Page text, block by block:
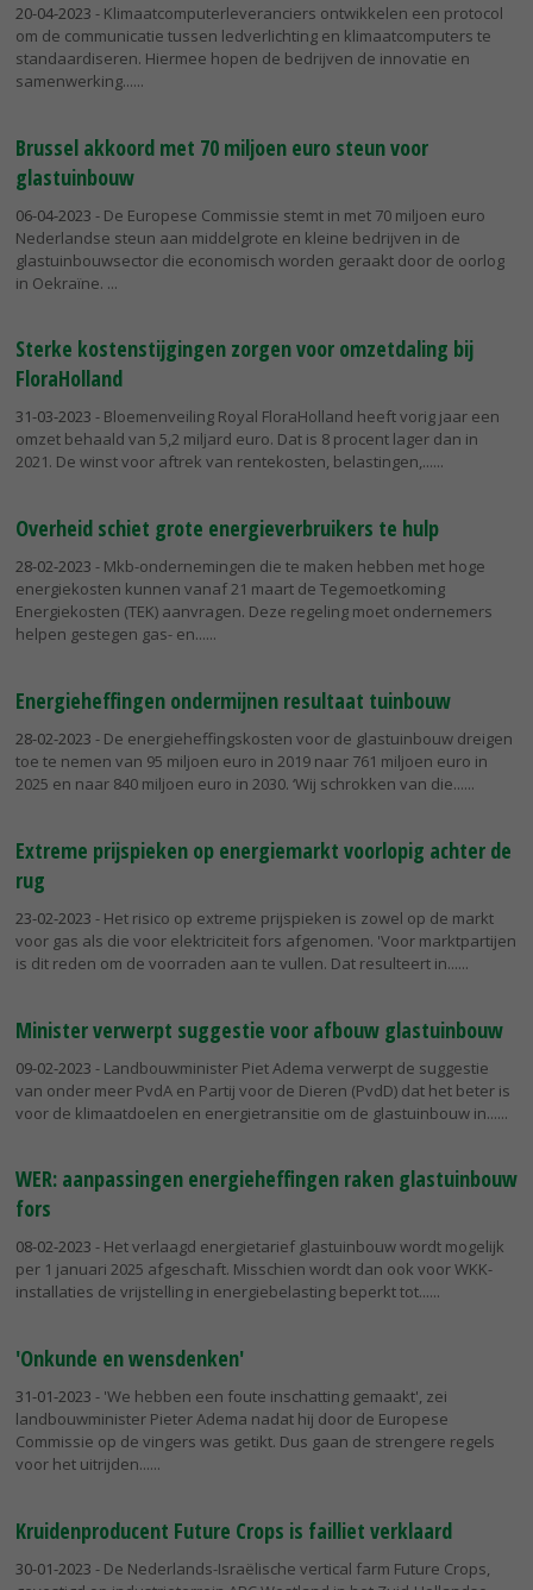
20-04-2023 - Klimaatcomputerleveranciers ontwikkelen een protocol
om de communicatie tussen ledverlichting en klimaatcomputers te
standaardiseren. Hiermee hopen de bedrijven de innovatie en
samenwerking...
Brussel akkoord met 70 miljoen euro steun voor
glastuinbouw
06-04-2023 - De Europese Commissie stemt in met 70 miljoen euro
Nederlandse steun aan middelgrote en kleine bedrijven in de
glastuinbouwsector die economisch worden geraakt door de oorlog
in Oekraïne.
Sterke kostenstijgingen zorgen voor omzetdaling bij
FloraHolland
31-03-2023 - Bloemenveiling Royal FloraHolland heeft vorig jaar een
omzet behaald van 5,2 miljard euro. Dat is 8 procent lager dan in
2021. De winst voor aftrek van rentekosten, belastingen,...
Overheid schiet grote energieverbruikers te hulp
28-02-2023 - Mkb-ondernemingen die te maken hebben met hoge
energiekosten kunnen vanaf 21 maart de Tegemoetkoming
Energiekosten (TEK) aanvragen. Deze regeling moet ondernemers
helpen gestegen gas- en...
Energieheffingen ondermijnen resultaat tuinbouw
28-02-2023 - De energieheffingskosten voor de glastuinbouw dreigen
toe te nemen van 95 miljoen euro in 2019 naar 761 miljoen euro in
2025 en naar 840 miljoen euro in 2030. ‘Wij schrokken van die...
Extreme prijspieken op energiemarkt voorlopig achter de
rug
23-02-2023 - Het risico op extreme prijspieken is zowel op de markt
voor gas als die voor elektriciteit fors afgenomen. 'Voor marktpartijen
is dit reden om de voorraden aan te vullen. Dat resulteert in...
Minister verwerpt suggestie voor afbouw glastuinbouw
09-02-2023 - Landbouwminister Piet Adema verwerpt de suggestie
van onder meer PvdA en Partij voor de Dieren (PvdD) dat het beter is
voor de klimaatdoelen en energietransitie om de glastuinbouw in...
WER: aanpassingen energieheffingen raken glastuinbouw
fors
08-02-2023 - Het verlaagd energietarief glastuinbouw wordt mogelijk
per 1 januari 2025 afgeschaft. Misschien wordt dan ook voor WKK-
installaties de vrijstelling in energiebelasting beperkt tot...
'Onkunde en wensdenken'
31-01-2023 - 'We hebben een foute inschatting gemaakt', zei
landbouwminister Pieter Adema nadat hij door de Europese
Commissie op de vingers was getikt. Dus gaan de strengere regels
voor het uitrijden...
Kruidenproducent Future Crops is failliet verklaard
30-01-2023 - De Nederlands-Israëlische vertical farm Future Crops,